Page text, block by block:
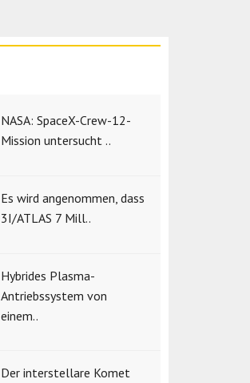
NASA: SpaceX-Crew-12-
Mission untersucht ..
Es wird angenommen, dass
3I/ATLAS 7 Mill..
Hybrides Plasma-
Antriebssystem von
einem..
Der interstellare Komet